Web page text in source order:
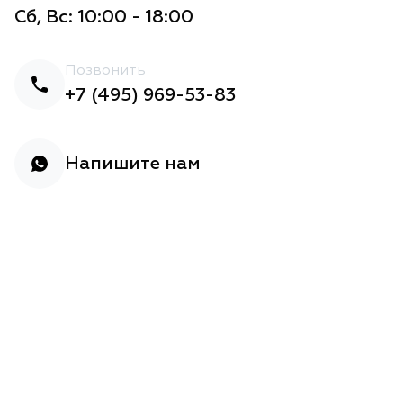
Сб, Вс: 10:00 - 18:00
Позвонить
+7 (495) 969-53-83
Напишите нам